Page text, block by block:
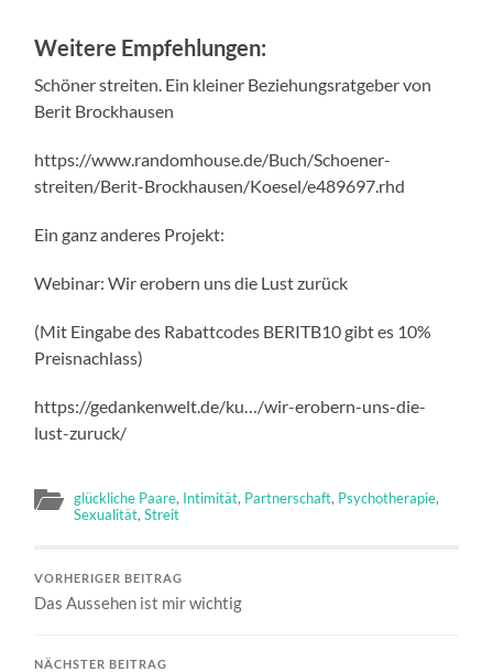
Weitere Empfehlungen:
Schöner streiten. Ein kleiner Beziehungsratgeber von
Berit Brockhausen
https://www.randomhouse.de/Buch/Schoener-
streiten/Berit-Brockhausen/Koesel/e489697.rhd
Ein ganz anderes Projekt:
Webinar: Wir erobern uns die Lust zurück
(Mit Eingabe des Rabattcodes BERITB10 gibt es 10%
Preisnachlass)
https://gedankenwelt.de/ku…/wir-erobern-uns-die-
lust-zuruck/
glückliche Paare, Intimität, Partnerschaft, Psychotherapie,
Sexualität,Streit
VORHERIGER BEITRAG
Das Aussehen ist mir wichtig
NÄCHSTER BEITRAG